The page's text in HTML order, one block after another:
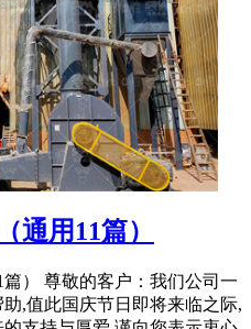
通用11篇）
） 尊敬的客户：我们公司一
,值此国庆节日即将来临之际,